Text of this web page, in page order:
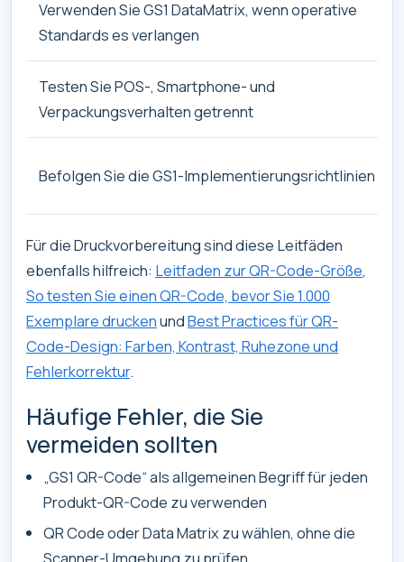
Verwenden Sie GS1 DataMatrix, wenn operative
Standards es verlangen
Testen Sie POS-, Smartphone- und
Verpackungsverhalten getrennt
Befolgen Sie die GS1-Implementierungsrichtlinien
Für die Druckvorbereitung sind diese Leitfäden
ebenfalls hilfreich: Leitfaden zur QR-Code-Größe,
So testen Sie einen QR-Code, bevor Sie 1.000
Exemplare druckenundBest Practices für QR-
Code-Design: Farben, Kontrast, Ruhezone und
Fehlerkorrektur.
Häufige Fehler, die Sie
vermeiden sollten
„GS1 QR-Code“ als allgemeinen Begriff für jeden
Produkt-QR-Code zu verwenden
QR Code oder Data Matrix zu wählen, ohne die